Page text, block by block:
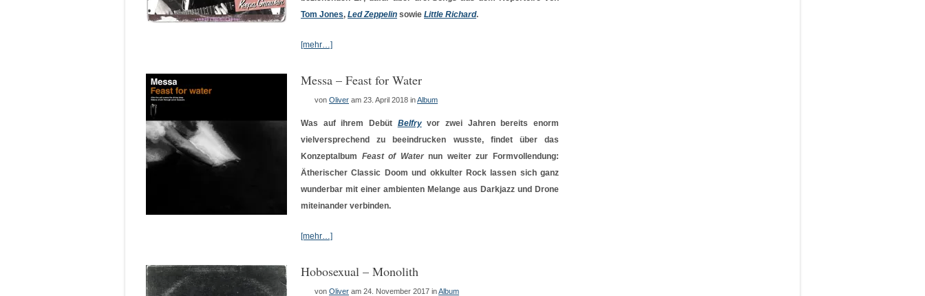
Tom Jones, Led Zeppelin sowie Little Richard.
[mehr…]
Messa – Feast for Water
von Oliver am 23. April 2018 inAlbum
Was auf ihrem Debüt Belfryvor zwei Jahren bereits enorm
vielversprechend zu beeindrucken wusste, findet über das
Konzeptalbum Feast of Waternun weiter zur Formvollendung:
Ätherischer Classic Doom und okkulter Rock lassen sich ganz
wunderbar mit einer ambienten Melange aus Darkjazz und Drone
miteinander verbinden.
[mehr…]
Hobosexual – Monolith
von Oliver am 24. November 2017 inAlbum